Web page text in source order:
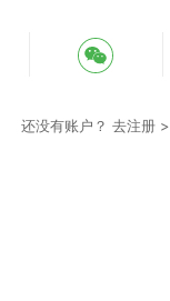
还没有账户？ 去注册 >